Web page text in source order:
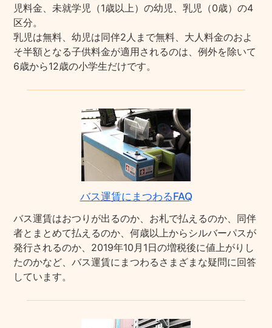
児料金、未就学児（1歳以上）の幼児、乳児（0歳）の4
区分。
乳児は無料、幼児は同伴2人まで無料、大人料金のおよ
そ半額となる子供料金が適用されるのは、例外を除いて
6歳から12歳の小学生だけです。
バス運賃にまつわるFAQ
バス運賃はおつりが出るのか、お札で払えるのか、同伴
者とまとめて払えるのか、何歳以上からシルバーパスが
発行されるのか、2019年10月1日の増税後に値上がりし
たのかなど、バス運賃にまつわるさまざまな疑問に回答
しています。